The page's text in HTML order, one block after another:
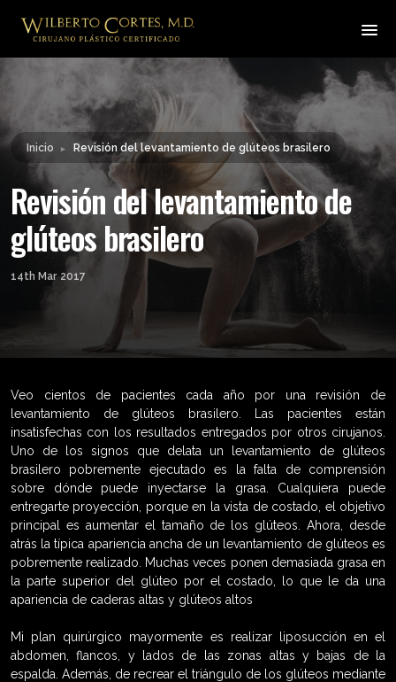
Leyendo: Revisión del levantamiento
de glúteos brasilero
Inicio ► Revisión del levantamiento de glúteos brasilero
Revisión del levantamiento de
glúteos brasilero
14th Mar 2017
Veo cientos de pacientes cada año por una revisión de
levantamiento de glúteos brasilero. Las pacientes están
insatisfechas con los resultados entregados por otros cirujanos.
Uno de los signos que delata un levantamiento de glúteos
brasilero pobremente ejecutado es la falta de comprensión
sobre dónde puede inyectarse la grasa. Cualquiera puede
entregarte proyección, porque en la vista de costado, el objetivo
principal es aumentar el tamaño de los glúteos. Ahora, desde
atrás la típica apariencia ancha de un levantamiento de glúteos es
pobremente realizado. Muchas veces ponen demasiada grasa en
la parte superior del glúteo por el costado, lo que le da una
apariencia de caderas altas y glúteos altos
Mi plan quirúrgico mayormente es realizar liposucción en el
abdomen, flancos, y lados de las zonas altas y bajas de la
espalda. Además, de recrear el triángulo de los glúteos mediante